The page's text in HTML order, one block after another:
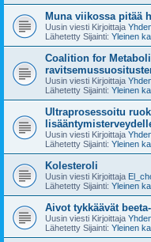
Muna viikossa pitää
Uusin viesti Kirjoittaja
Lähetetty Sijainti: Yleinen
Coalition for
Uusin viesti Kirjoittaja
Lähetetty Sijainti: Yleinen
Ultraprosessoitu
Uusin viesti Kirjoittaja
Lähetetty Sijainti: Yleinen
Kolesteroli
Uusin viesti Kirjoittaja
Lähetetty Sijainti: Yleinen
Aivot tykkäävät
Uusin viesti Kirjoittaja
Lähetetty Sijainti: Yleinen